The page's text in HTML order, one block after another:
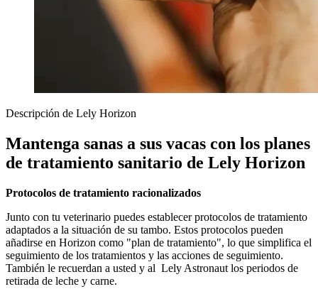
Descripción de Lely Horizon
Mantenga sanas a sus vacas con los planes
de tratamiento sanitario de Lely Horizon
Protocolos de tratamiento racionalizados
Junto con tu veterinario puedes establecer protocolos de tratamiento
adaptados a la situación de su tambo. Estos protocolos pueden
añadirse en Horizon como "plan de tratamiento", lo que simplifica el
seguimiento de los tratamientos y las acciones de seguimiento.
También le recuerdan a usted y al Lely Astronaut los periodos de
retirada de leche y carne.